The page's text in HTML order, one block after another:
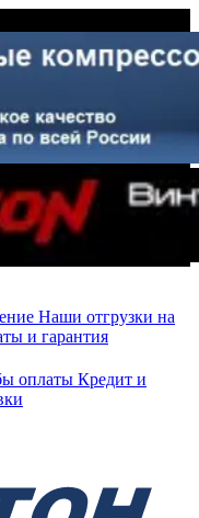
Наши отгрузки на
и гарантия
оплаты Кредит и